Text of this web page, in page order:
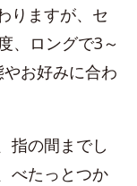
りますが、セ
、ロングで3～
お好みに合わ
指の間までし
べたっとつか